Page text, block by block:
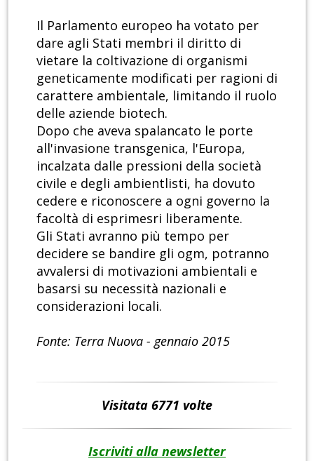
Il Parlamento europeo ha votato per
dare agli Stati membri il diritto di
vietare la coltivazione di organismi
geneticamente modificati per ragioni di
carattere ambientale, limitando il ruolo
delle aziende biotech.
Dopo che aveva spalancato le porte
all'invasione transgenica, l'Europa,
incalzata dalle pressioni della società
civile e degli ambientlisti, ha dovuto
cedere e riconoscere a ogni governo la
facoltà di esprimesri liberamente.
Gli Stati avranno più tempo per
decidere se bandire gli ogm, potranno
avvalersi di motivazioni ambientali e
basarsi su necessità nazionali e
considerazioni locali.
Fonte: Terra Nuova - gennaio 2015
Visitata 6771 volte
Iscriviti alla newsletter